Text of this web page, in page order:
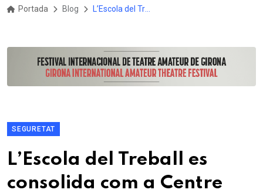
Portada Blog
SEGURETAT
L’Escola del Treball es
consolida com a Centre